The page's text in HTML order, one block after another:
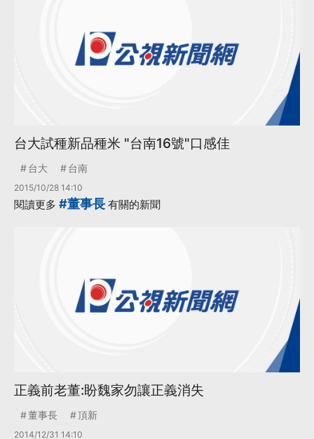
台大試種新品種米 "台南16號"口感佳
台大 台南
2015/10/28 14:10
閱讀更多 #董事長 有關的新聞
正義前老董:盼魏家勿讓正義消失
董事長 頂新
2014/12/31 14:10